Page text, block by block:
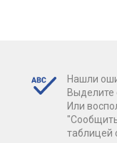
Нашли
Выделите
Или
таблицей